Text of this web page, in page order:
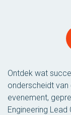
Ontdek wat
onderscheidt van
evenement,
Engineering Lead